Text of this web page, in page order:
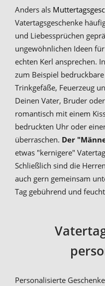
Anders als
Vatertagsgeschenke
und Liebessprüchen
ungewöhnlichen Ideen
echten Kerl ansprechen.
zum Beispiel
Trinkgefäße, Feuerzeug
Deinen Vater, Bruder
romantisch mit einem
bedruckten Uhr oder
überraschen. Der
etwas "kernigere"
Schließlich sind die
auch gern gemeinsam
Tag gebührend und
Personalisierte